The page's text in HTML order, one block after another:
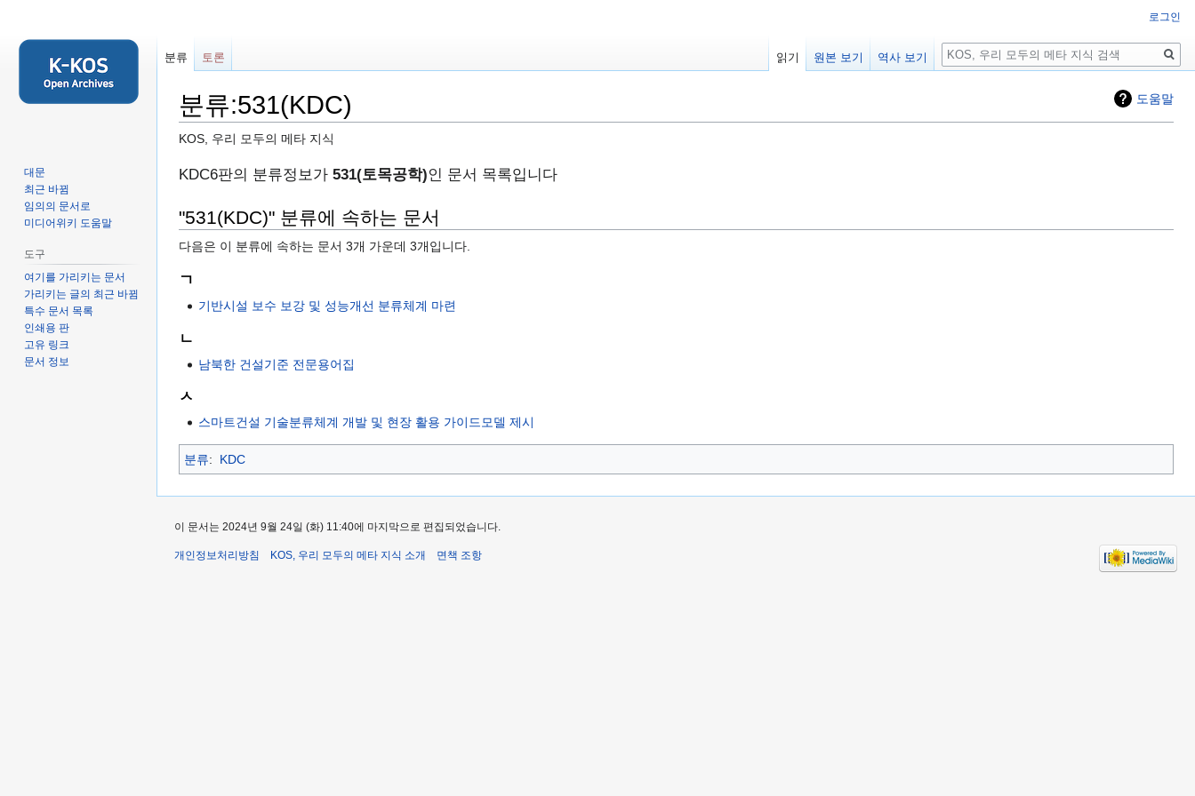
도움말
분류:531(KDC)
KOS, 우리 모두의 메타 지식
둘
보
기
로
검
하
러
가
KDC6판의 분류정보가 531(토목공학)인 문서 목록입니다
"531(KDC)" 분류에 속하는 문서
다음은 이 분류에 속하는 문서 3개 가운데 3개입니다.
ㄱ
기반시설 보수 보강 및 성능개선 분류체계 마련
ㄴ
남북한 건설기준 전문용어집
ㅅ
스마트건설 기술분류체계 개발 및 현장 활용 가이드모델 제시
분류: KDC
로그인
분류 토론 읽기 원본 보기 역사 보기
검
색
대문
최근 바뀜
임의의 문서로
미디어위키 도움말
도구
여기를 가리키는 문서
가리키는 글의 최근 바뀜
특수 문서 목록
인쇄용 판
고유 링크
문서 정보
이 문서는 2024년 9월 24일 (화) 11:40에 마지막으로 편집되었습니다.
개인정보처리방침 KOS, 우리 모두의 메타 지식 소개 면책 조항